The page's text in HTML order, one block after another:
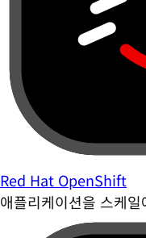
Red Hat OpenShift
애플리케이션을 스케